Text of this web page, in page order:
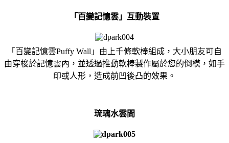
「百變記憶雲」互動裝置
「百變記憶雲Puffy Wall」由上千條軟棒組成，大小朋友可自
由穿梭於記憶雲內，並透過推動軟棒製作屬於您的倒模，如手
印或人形，造成前凹後凸的效果。
琉璃水雲間